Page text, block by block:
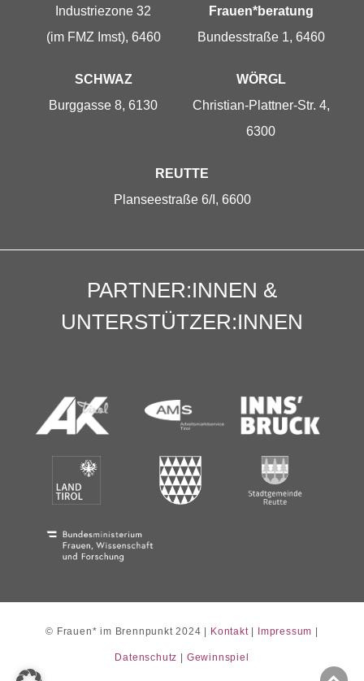
Industriezone 32
(im FMZ Imst), 6460
Frauen*beratung
Bundesstraße 1, 6460
SCHWAZ
Burggasse 8, 6130
WÖRGL
Christian-Plattner-Str. 4,
6300
REUTTE
Planseestraße 6/I, 6600
PARTNER:INNEN &
UNTERSTÜTZER:INNEN
© Frauen* im Brennpunkt 2024 | Kontakt| Impressum
Datenschutz Gewinnspiel